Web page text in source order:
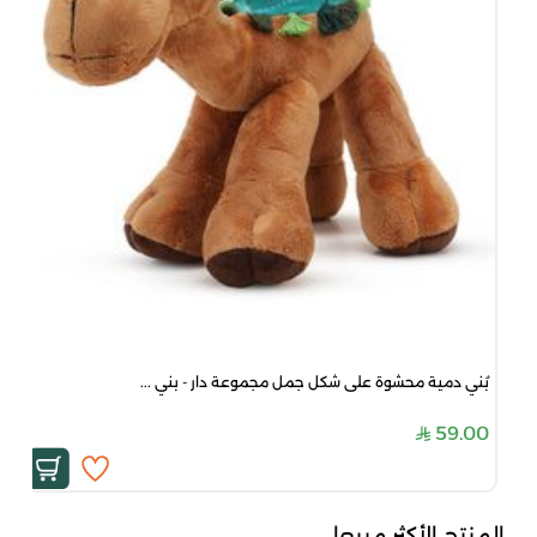
بُني دمية محشوة على شكل جمل مجموعة دار - بني ...
59.00